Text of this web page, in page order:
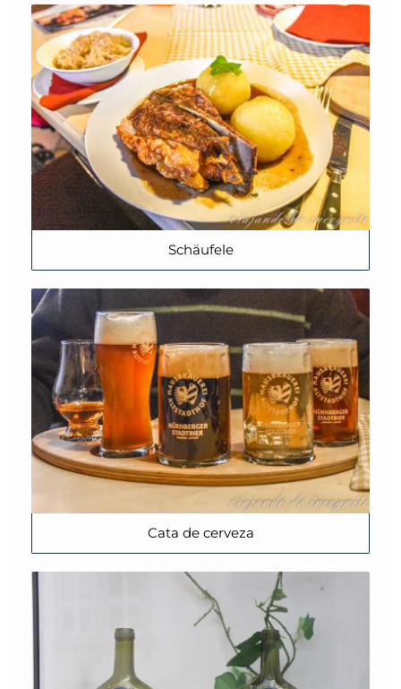
Schäufele
Cata de cerveza